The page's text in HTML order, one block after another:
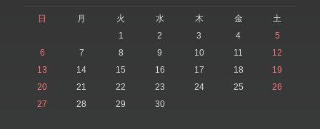
日 月 火 水 木 金
土
1
2 3 4
5
6
7 8 9 10 11
12
13
14 15 16 17 18
19
20
21 22 23 24 25
26
27
28 29 30